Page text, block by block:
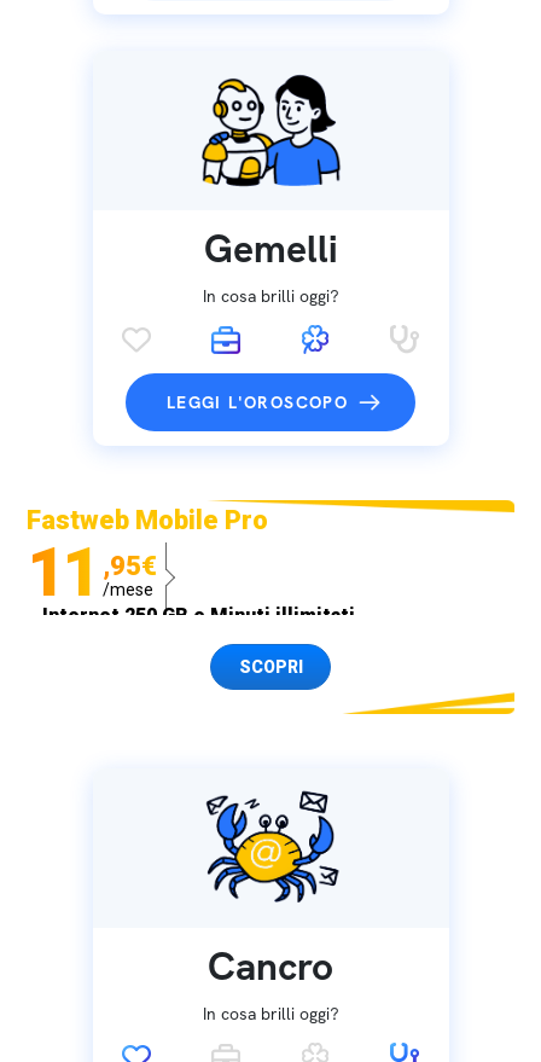
Gemelli
In cosa brilli oggi?
LEGGI L'OROSCOPO
Fastweb Mobile Pro
11 ,95€
/mese
Internet 250 GB e Minuti illimitati
Spedizione SIM GRATISSCOPRI
Cancro
In cosa brilli oggi?